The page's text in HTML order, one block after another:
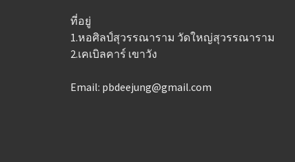
ที่อยู่
1.หอศิลป์สุวรรณาราม วัดใหญ่สุวรรณาราม
2.เคเบิลคาร์ เขาวัง
Email: pbdeejung@gmail.com